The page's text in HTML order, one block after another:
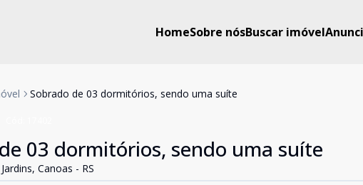
HomeSobre nósBuscar imóvel
Sobrado de 03 dormitórios, sendo uma suíte
03 dormitórios, sendo uma suíte
Canoas - RS